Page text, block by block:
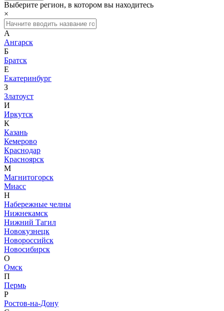
Выберите регион, в котором вы находитесь
×
А
Ангарск
Б
Братск
Е
Екатеринбург
З
Златоуст
И
Иркутск
К
Казань
Кемерово
Краснодар
Красноярск
М
Магнитогорск
Миасс
Н
Набережные челны
Нижнекамск
Нижний Тагил
Новокузнецк
Новороссийск
Новосибирск
О
Омск
П
Пермь
Р
Ростов-на-Дону